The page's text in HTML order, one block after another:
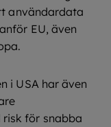
användardata
EU, även
i USA har även
risk för snabba